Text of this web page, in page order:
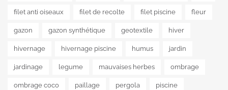
filet anti oiseaux filet de recolte filet piscine fleur
gazon gazon synthétique geotextile hiver
hivernage hivernage piscine humus jardin
jardinage legume mauvaises herbes ombrage
ombrage coco paillage pergola piscine